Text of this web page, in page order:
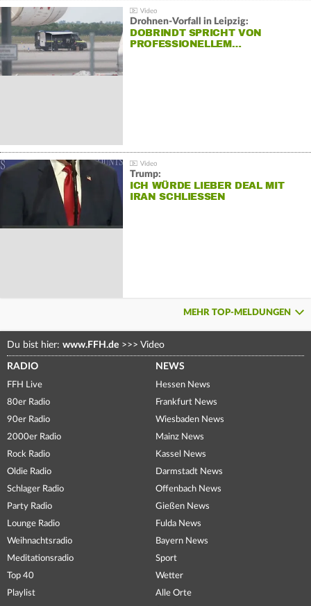
Drohnen-Vorfall in Leipzig:
DOBRINDT SPRICHT VON
PROFESSIONELLEM…
Trump:
ICH WÜRDE LIEBER DEAL MIT
IRAN SCHLIESSEN
MEHR TOP-MELDUNGEN
Du bist hier: www.FFH.de >>> Video
RADIO
FFH Live
80er Radio
90er Radio
2000er Radio
Rock Radio
Oldie Radio
Schlager Radio
Party Radio
Lounge Radio
Weihnachtsradio
Meditationsradio
Top 40
Playlist
NEWS
Hessen News
Frankfurt News
Wiesbaden News
Mainz News
Kassel News
Darmstadt News
Offenbach News
Gießen News
Fulda News
Bayern News
Sport
Wetter
Alle Orte